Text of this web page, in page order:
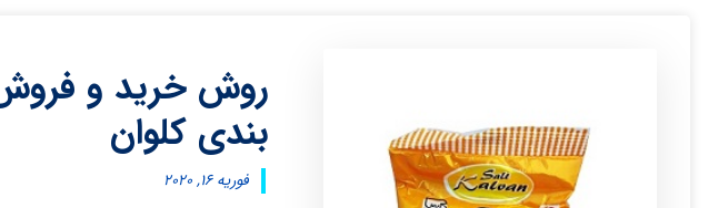
روش خرید و
بندی کلوان
فوریه ۱۶, ۲۰۲۰